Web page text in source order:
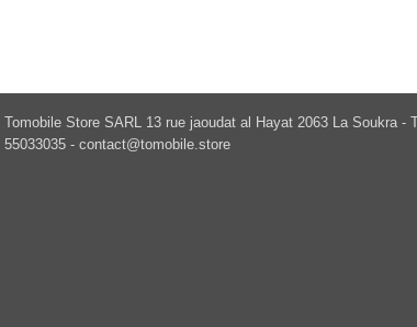
Tomobile Store SARL 13 rue jaoudat al Hayat 2063 La Soukra -
55033035 - contact@tomobile.store